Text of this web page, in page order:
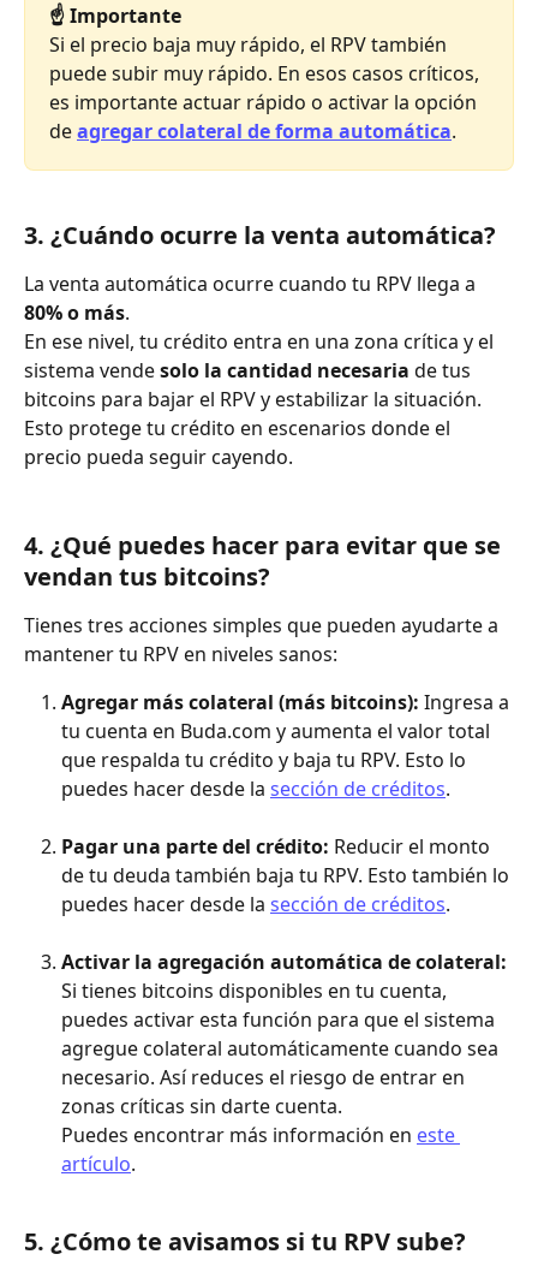
☝️ Importante
Si el precio baja muy rápido, el RPV también
puede subir muy rápido. En esos casos críticos,
es importante actuar rápido o activar la opción
de agregar colateral de forma automática.
3. ¿Cuándo ocurre la venta automática?
La venta automática ocurre cuando tu RPV llega a
80% o más.
En ese nivel, tu crédito entra en una zona crítica y el
sistema vende solo la cantidad necesaria de tus
bitcoins para bajar el RPV y estabilizar la situación.
Esto protege tu crédito en escenarios donde el
precio pueda seguir cayendo.
4. ¿Qué puedes hacer para evitar que se
vendan tus bitcoins?
Tienes tres acciones simples que pueden ayudarte a
mantener tu RPV en niveles sanos:
Agregar más colateral (más bitcoins): Ingresa a
tu cuenta en Buda.com y aumenta el valor total
que respalda tu crédito y baja tu RPV. Esto lo
puedes hacer desde la sección de créditos.
Pagar una parte del crédito: Reducir el monto
de tu deuda también baja tu RPV. Esto también lo
puedes hacer desde la sección de créditos.
Activar la agregación automática de colateral:
Si tienes bitcoins disponibles en tu cuenta,
puedes activar esta función para que el sistema
agregue colateral automáticamente cuando sea
necesario. Así reduces el riesgo de entrar en
zonas críticas sin darte cuenta.
Puedes encontrar más información en este
artículo.
5. ¿Cómo te avisamos si tu RPV sube?